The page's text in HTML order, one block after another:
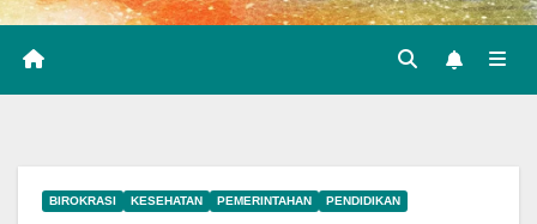
BIROKRASI KESEHATAN PEMERINTAHAN PENDIDIKAN